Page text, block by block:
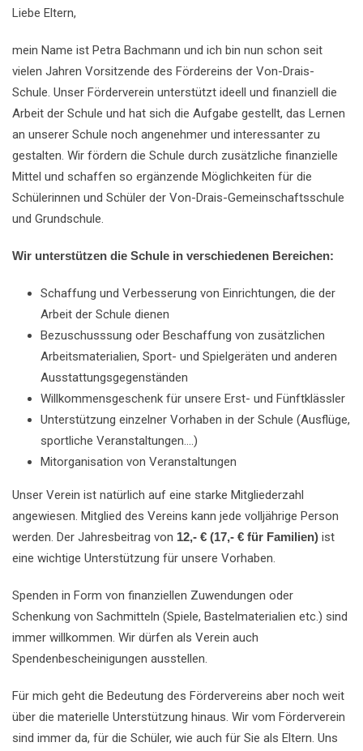
Liebe Eltern,
mein Name ist Petra Bachmann und ich bin nun schon seit
vielen Jahren Vorsitzende des Fördereins der Von-Drais-
Schule. Unser Förderverein unterstützt ideell und finanziell die
Arbeit der Schule und hat sich die Aufgabe gestellt, das Lernen
an unserer Schule noch angenehmer und interessanter zu
gestalten. Wir fördern die Schule durch zusätzliche finanzielle
Mittel und schaffen so ergänzende Möglichkeiten für die
Schülerinnen und Schüler der Von-Drais-Gemeinschaftsschule
und Grundschule.
Wir unterstützen die Schule in verschiedenen Bereichen:
Schaffung und Verbesserung von Einrichtungen, die der
Arbeit der Schule dienen
Bezuschusssung oder Beschaffung von zusätzlichen
Arbeitsmaterialien, Sport- und Spielgeräten und anderen
Ausstattungsgegenständen
Willkommensgeschenk für unsere Erst- und Fünftklässler
Unterstützung einzelner Vorhaben in der Schule (Ausflüge,
sportliche Veranstaltungen….)
Mitorganisation von Veranstaltungen
Unser Verein ist natürlich auf eine starke Mitgliederzahl
angewiesen. Mitglied des Vereins kann jede volljährige Person
werden. Der Jahresbeitrag von 12,- € (17,- € für Familien) ist
eine wichtige Unterstützung für unsere Vorhaben.
Spenden in Form von finanziellen Zuwendungen oder
Schenkung von Sachmitteln (Spiele, Bastelmaterialien etc.) sind
immer willkommen. Wir dürfen als Verein auch
Spendenbescheinigungen ausstellen.
Für mich geht die Bedeutung des Fördervereins aber noch weit
über die materielle Unterstützung hinaus. Wir vom Förderverein
sind immer da, für die Schüler, wie auch für Sie als Eltern. Uns